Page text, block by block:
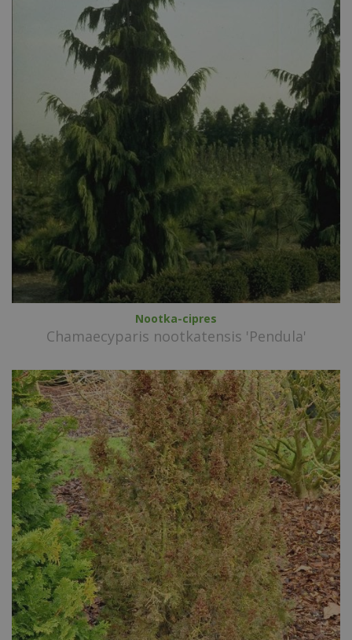
Nootka-cipres
Chamaecyparis nootkatensis 'Pendula'